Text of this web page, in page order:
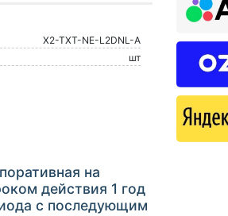
X2-TXT-NE-L2DNL-A
шт
на
действия 1 год
с последующим